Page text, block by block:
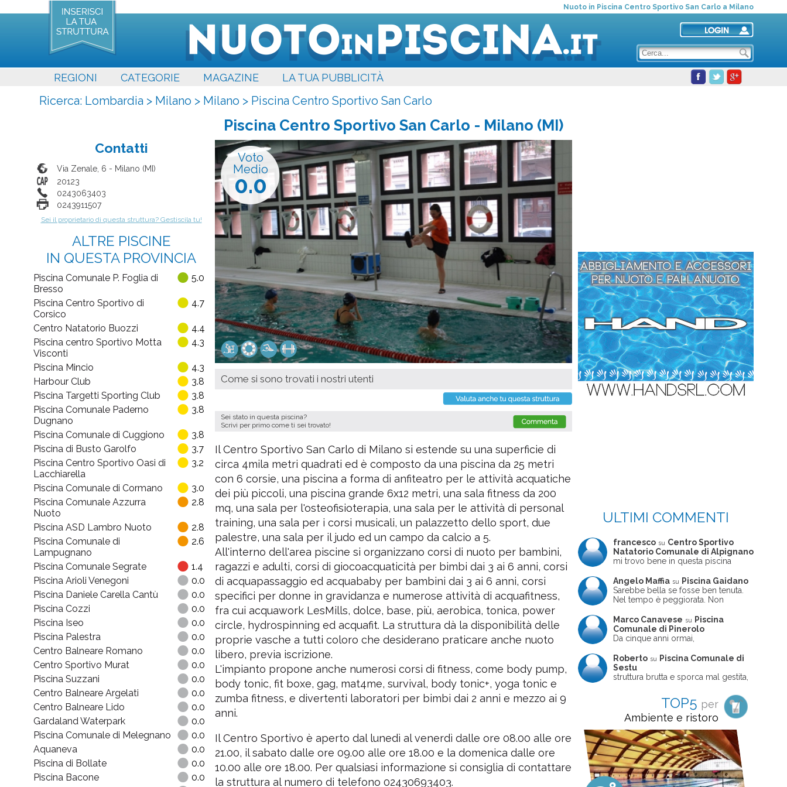
Nuoto in Piscina Centro Sportivo San Carlo a Milano
REGIONI CATEGORIE MAGAZINE LA TUA PUBBLICITÀ
Ricerca: Lombardia > Milano > Milano > Piscina Centro Sportivo San Carlo
Piscina Centro Sportivo San Carlo - Milano (MI)
Voto
Medio
0.0
Come si sono trovati i nostri utenti
Sei stato in questa piscina?
Scrivi per primo come ti sei trovato!
Il Centro Sportivo San Carlo di Milano si estende su una superficie di
circa 4mila metri quadrati ed è composto da una piscina da 25 metri
con 6 corsie, una piscina a forma di anfiteatro per le attività acquatiche
dei più piccoli, una piscina grande 6x12 metri, una sala fitness da 200
mq, una sala per l'osteofisioterapia, una sala per le attività di personal
training, una sala per i corsi musicali, un palazzetto dello sport, due
palestre, una sala per il judo ed un campo da calcio a 5.
All'interno dell'area piscine si organizzano corsi di nuoto per bambini,
ragazzi e adulti, corsi di giocoacquaticità per bimbi dai 3 ai 6 anni, corsi
di acquapassaggio ed acquababy per bambini dai 3 ai 6 anni, corsi
specifici per donne in gravidanza e numerose attività di acquafitness,
fra cui acquawork LesMills, dolce, base, più, aerobica, tonica, power
circle, hydrospinning ed acquafit. La struttura dà la disponibilità delle
proprie vasche a tutti coloro che desiderano praticare anche nuoto
libero, previa iscrizione.
L'impianto propone anche numerosi corsi di fitness, come body pump,
body tonic, fit boxe, gag, mat4me, survival, body tonic+, yoga tonic e
zumba fitness, e divertenti laboratori per bimbi dai 2 anni e mezzo ai 9
anni.
Il Centro Sportivo è aperto dal lunedì al venerdì dalle ore 08.00 alle ore
21.00, il sabato dalle ore 09.00 alle ore 18.00 e la domenica dalle ore
10.00 alle ore 18.00. Per qualsiasi informazione si consiglia di contattare
la struttura al numero di telefono 02430693403.
Contatti
Via Zenale, 6 - Milano (MI )
20123
0243063403
0243911507
Sei il proprietario di questa struttura? Gestiscila tu!
ALTRE PISCINE
IN QUESTA PROVINCIA
Piscina Comunale P. Foglia di
Bresso
5.0
Piscina Centro Sportivo di
Corsico
4.7
Centro Natatorio Buozzi
4.4
Piscina centro Sportivo Motta
Visconti
4.3
Piscina Mincio
4.3
Harbour Club
3.8
Piscina Targetti Sporting Club
3.8
Piscina Comunale Paderno
Dugnano
3.8
Piscina Comunale di Cuggiono
3.8
Piscina di Busto Garolfo
3.7
Piscina Centro Sportivo Oasi di
Lacchiarella
3.2
Piscina Comunale di Cormano
3.0
Piscina Comunale Azzurra
Nuoto
2.8
Piscina ASD Lambro Nuoto
2.8
Piscina Comunale di
Lampugnano
2.6
Piscina Comunale Segrate
1.4
Piscina Arioli Venegoni
0.0
Piscina Daniele Carella Cantù
0.0
Piscina Cozzi
0.0
Piscina Iseo
0.0
Piscina Palestra
0.0
Centro Balneare Romano
0.0
Centro Sportivo Murat
0.0
Piscina Suzzani
0.0
Centro Balneare Argelati
0.0
Centro Balneare Lido
0.0
Gardaland Waterpark
0.0
Piscina Comunale di Melegnano
0.0
Aquaneva
0.0
Piscina di Bollate
0.0
Piscina Bacone
0.0
ULTIMI COMMENTI
francesco su Centro Sportivo
Natatorio Comunale di Alpignano
mi trovo bene in questa piscina
Angelo Maffia su
Piscina Gaidano
Sarebbe bella se fosse ben tenuta.
Nel tempo è peggiorata. Non
ne usciva insieme a me non ha
ritrovato le sue scarpe! Peccato
perché potrebbe essere un'ottima
frequentata non magnificamente
Marco Canavese su
Piscina
Comunale di Pinerolo
Da cinque anni ormai,
pomeriggio trascorro cinque-sei ore
in questa magnifica piscina con i miei
due figli che sono letteralmente
piccola, un po' in vasca grande, negli
spazi riservati al nuoto libero,
giochiamo, nuotiamo e facciamo
apnea insieme (sono stato assistente
bagnanti ed istruttore di nuoto in
gioventù, ora lo faccio per loro
come papà). Si tratta di una struttura
molto accogliente, pulita, bella,
gestita da personale di grande
Roberto su
Piscina Comunale di
Sestu
struttura brutta e sporca mal gestita,
poco professionale. la sconsiglio a
tutti coloro che amano le cose fatte
seriamente poiché é tutto
improvvisato
TOP5 per
Ambiente e ristoro